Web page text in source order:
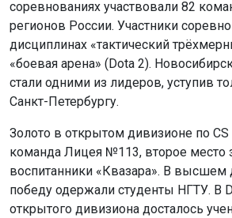
соревнованиях участвовали 82
регионов России. Участники
дисциплинах «тактический
«боевая арена» (Dota 2).
стали одними из лидеров, уступив
Санкт-Петербургу.
Золото в открытом дивизионе по CS
команда Лицея №113, второе место
воспитанники «Квазара». В высшем
победу одержали студенты НГТУ. В
открытого дивизиона досталось